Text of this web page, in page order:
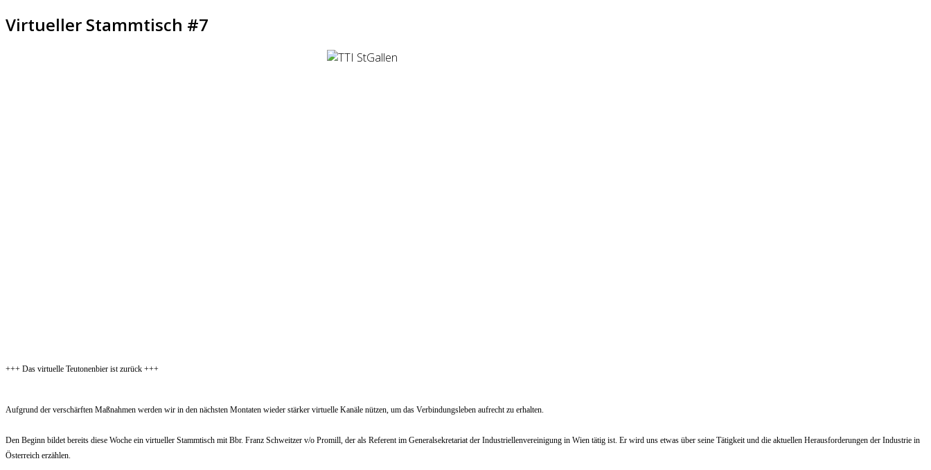
Virtueller Stammtisch #7
+++ Das virtuelle Teutonenbier ist zurück +++
Aufgrund der verschärften Maßnahmen werden wir in den nächsten Montaten wieder stärker virtuelle Kanäle nützen, um das Verbindungsleben aufrecht zu erhalten.
Den Beginn bildet bereits diese Woche ein virtueller Stammtisch mit Bbr. Franz Schweitzer v/o Promill, der als Referent im Generalsekretariat der Industriellenvereinigung in Wien tätig ist. Er wird uns etwas über seine Tätigkeit und die aktuellen Herausforderungen der Industrie in
Österreich erzählen.